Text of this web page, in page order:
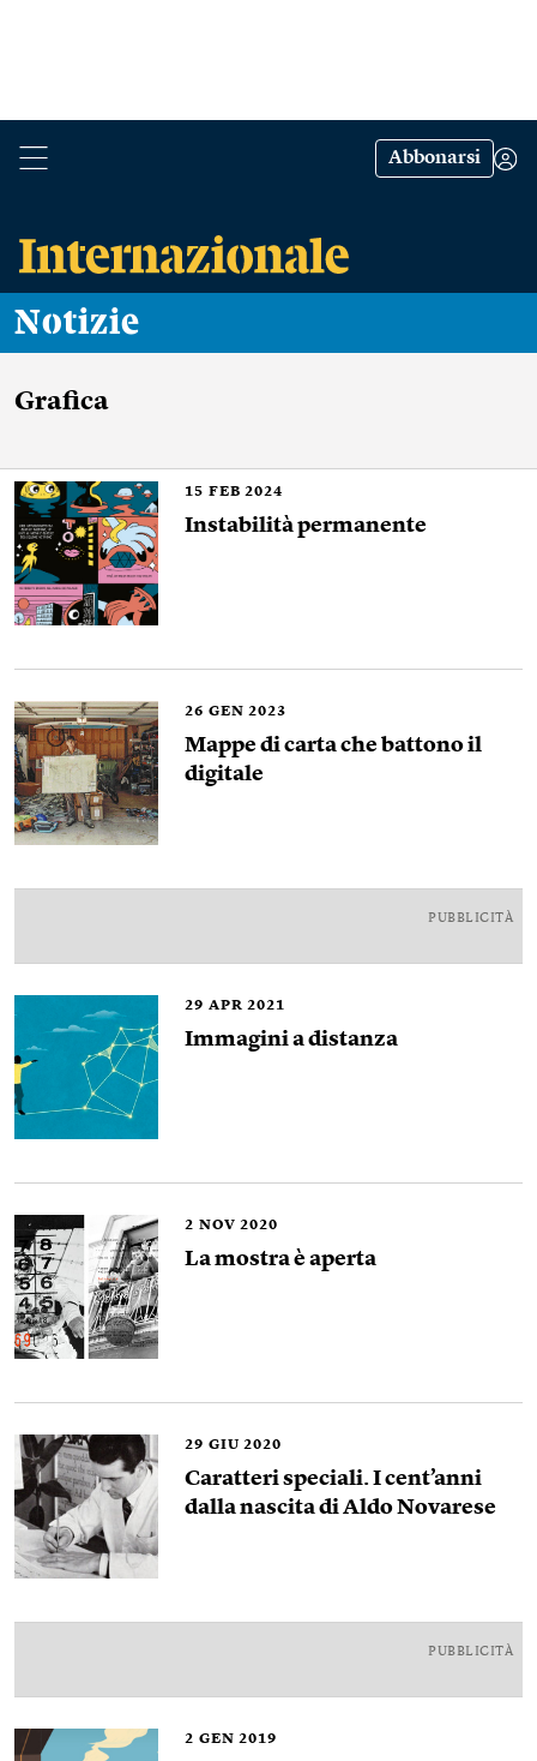
Abbonarsi
Notizie
Grafica
15 FEB 2024
Instabilità permanente
26 GEN 2023
Mappe di carta che battono il
digitale
PUBBLICITÀ
29 APR 2021
Immagini a distanza
2 NOV 2020
La mostra è aperta
29 GIU 2020
Caratteri speciali. I cent’anni
dalla nascita di Aldo Novarese
PUBBLICITÀ
2 GEN 2019